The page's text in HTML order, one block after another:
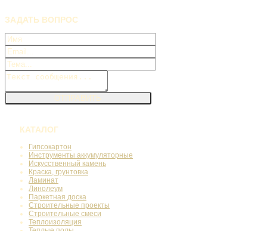
ЗАДАТЬ ВОПРОС
КАТАЛОГ
Гипсокартон
Инструменты аккумуляторные
Искусственный камень
Краска, грунтовка
Ламинат
Линолеум
Паркетная доска
Строительные проекты
Строительные смеси
Теплоизоляция